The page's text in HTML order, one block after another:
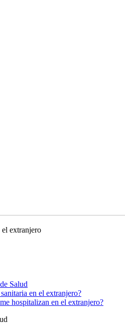
Salud
en el extranjero?
hospitalizan en el extranjero?